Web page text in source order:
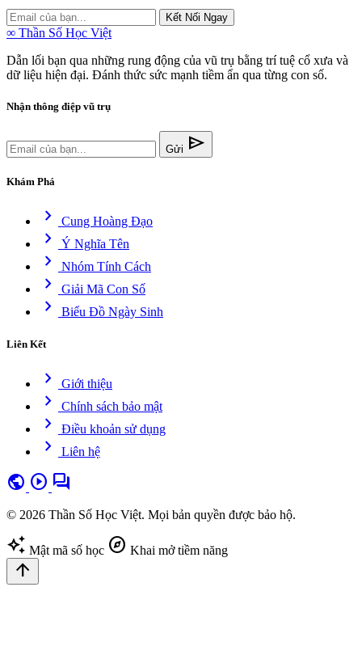
Kết Nối Ngay
∞ Thần Số Học Việt
Dẫn lối bạn qua những rung động của vũ trụ bằng trí tuệ cổ xưa và
dữ liệu hiện đại. Đánh thức sức mạnh tiềm ẩn qua từng con số.
Nhận thông điệp vũ trụ
Gửi send
Khám Phá
chevron_right Cung Hoàng Đạo
chevron_right Ý Nghĩa Tên
chevron_right Nhóm Tính Cách
chevron_right Giải Mã Con Số
chevron_right Biểu Đồ Ngày Sinh
Liên Kết
chevron_right Giới thiệu
chevron_right Chính sách bảo mật
chevron_right Điều khoản sử dụng
chevron_right Liên hệ
public play_circle forum
© 2026 Thần Số Học Việt. Mọi bản quyền được bảo hộ.
auto_awesome Mật mã số học explore Khai mở tiềm năng
arrow_upward